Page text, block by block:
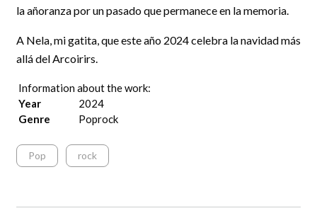
la añoranza por un pasado que permanece en la memoria.
A Nela, mi gatita, que este año 2024 celebra la navidad más
allá del Arcoirirs.
Information about the work:
Year
2024
Genre
Poprock
Pop rock